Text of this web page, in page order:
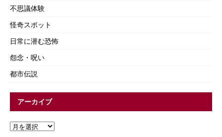
不思議体験
怪奇スポット
日常に潜む恐怖
怨念・呪い
都市伝説
アーカイブ